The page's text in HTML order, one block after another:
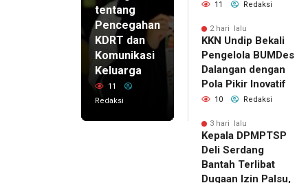
tentang
Pencegahan
KDRT dan
Komunikasi
Keluarga
11
Redaksi
11 Redaksi
2 hari lalu
KKN Undip Bekali
Pengelola BUMDes
Dalangan dengan
Pola Pikir Inovatif
10 Redaksi
3 hari lalu
Kepala DPMPTSP
Deli Serdang
Bantah Terlibat
Dugaan Izin Palsu,